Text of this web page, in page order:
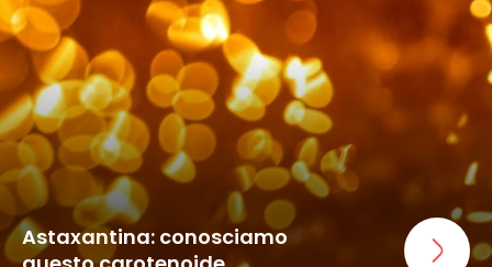
Astaxantina: conosciamo